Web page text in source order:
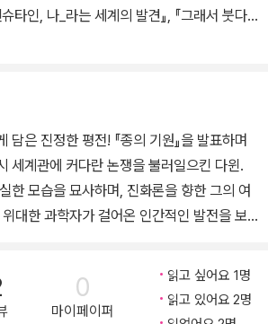
타인, 나_라는 세계의 발견』, 『그래서 붓다,
걸』, 『싫지만 싫지만은 않은』, 『첫사랑, 다
만나자』, 『고양이』, 『고양이를 찍다』, 『고양
시 조의 음악 일기』, 『11월 28일, 조력자살』
전! 『종의 기원』을 발표하며
세계관에 커다란 논쟁을 불러일으킨 다윈.
한 모습을 묘사하며, 진화론을 향한 그의 여
대한 과학자가 걸어온 인간적인 발전을 보
, 기록 등의 자료를 바탕으로 청년 다윈의 모습
년 다윈이 한 걸음씩 성장하여 자기 삶의 다양
을 해결하고 조화를 꾀하고자 끊임없이 노력
0
마이페이퍼
읽고 싶어요 1명
읽고 있어요 2명